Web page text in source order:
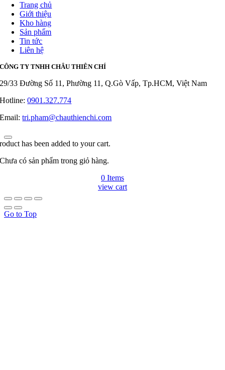
Trang chủ
Giới thiệu
Kho hàng
Sản phẩm
Tin tức
Liên hệ
CÔNG TY TNHH CHÂU THIÊN CHÍ
29/33 Đường Số 11, Phường 11, Q.Gò Vấp, Tp.HCM, Việt Nam
Hotline:0901.327.774
Email:tri.pham@chauthienchi.com
has been added to your cart.
Chưa có sản phẩm trong giỏ hàng.
0 Items
view cart
Go to Top